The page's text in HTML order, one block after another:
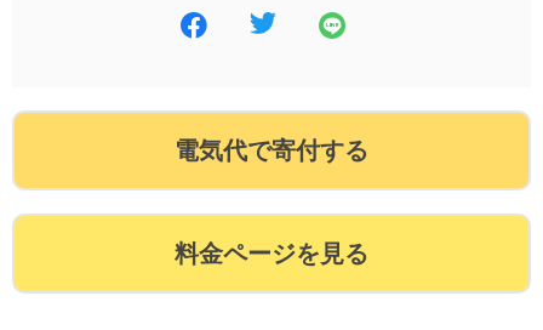
電気代で寄付する
料金ページを見る